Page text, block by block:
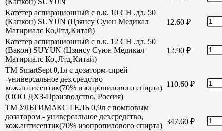
Катетер аспирационный с в.к. 10 СН .дл. 50
(Капкон) SUYUN (Цзянсу Суюн Медикал
Матириалс Ко,Лтд,Китай)
12.60 ₽
Катетер аспирационный с в.к. 12 СН .дл. 50
(Вакон) SUYUN (Цзянсу Суюн Медикал
Матириалс Ко.,Лтд,Китай)
12.90 ₽
TM SmartSept 0,1л с дозаторм-спрей
-универсальное дез.средство
кож.антисептик(70% изопропилового спирта)
(ООО ДХЗ-Производство, Россия)
110.60 ₽
TM УЛЬТИМАКС ГЕЛЬ 0,9л с помповым
дозатором - универсальное дез.средство,
кож.антисептик(70% изопропилового спирта) 347.60 ₽